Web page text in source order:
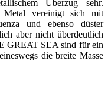
Überzug sehr.
Metal vereinigt sich mit
und ebenso düster
aber nicht überdeutlich
GREAT SEA sind für ein
die breite Masse